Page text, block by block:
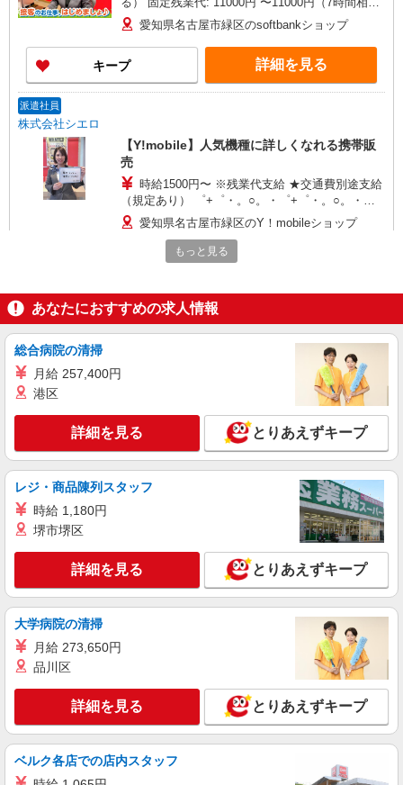
当） ＊時間外手当は時間外労働の有無にかかわら
ず、固定残業代として支給し、相当時間を超える
時間外労働分は法定どおり追加で支給します。 ■
その他賞与 年2回昇給 年1回販売手当、資格手当
扶養家族手当年末年始手当バースデー手当 ★交通
+゜・。○。・゜+゜
愛知県名古屋市緑区のsoftbankショップ
キープ 詳細を見る
派遣社員
株式会社シエロ
【Y!mobile】人気機種に詳しくなれる携帯販
売
時給1500円〜 ※残業代支給 ★交通費別途支給
（規定あり） ゜+゜・。○。・゜+゜・。○。・゜
+゜ 入社祝い金10万円支給(規定有) お友達を紹介
頂くと, インセンティブ支給(規定有) ★月2回払
い・週払い可能（規程有）★ ゜・。○。・゜
+゜・。○。・゜+゜
愛知県名古屋市緑区のY！mobileショップ
紹介予定派遣
株式会社シエロ
月給273200円 ※残業手当別途支給 ※研修期間
6か月・時給1550円 ★交通費別途支給（規定あ
祝い金10万円支給(規定有) お友達を紹介頂くと, イ
ンセンティブ支給(規定有) ゜・。○。・゜+゜・。
愛知県名古屋市緑区の家電量販店
キープ 詳細を見る
紹介予定派遣
株式会社シエロ
【ソフトバンク】の店舗スタッフ
時給1500円〜 ※残業代支給 ★交通費別途支給
（規定あり） ゜+゜・。○。・゜+゜・。○。・゜
+゜ 入社祝い金10万円支給(規定有) お友達を紹介
頂くと, インセンティブ支給(規定有) ★月2回払
い・週払い可能（規程有）★ ゜・。○。・゜
愛知県名古屋市緑区のsoftbankショップ
キープ 詳細を見る
派遣社員
【docomo】の携帯販売スタッフ
時給1400円〜 ※残業代支給 ★交通費別途支給
（規定あり） ゜+゜・。○。・゜+゜・。○。・゜
+゜ 入社祝い金10万円支給(規定有) お友達を紹介
愛知県名古屋市緑区のdocomoショップ
もっと見る
あなたにおすすめの求人情報
総合病院の清掃
月給 257,400円
港区
詳細を見る とりあえずキープ
レジ・商品陳列スタッフ
時給 1,180円
堺市堺区
詳細を見る とりあえずキープ
大学病院の清掃
月給 273,650円
品川区
詳細を見る とりあえずキープ
ベルク各店での店内スタッフ